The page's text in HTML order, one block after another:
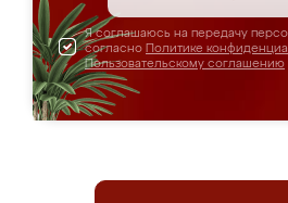
Я соглашаюсь на передачу
согласно Политике
Пользовательскому соглашению